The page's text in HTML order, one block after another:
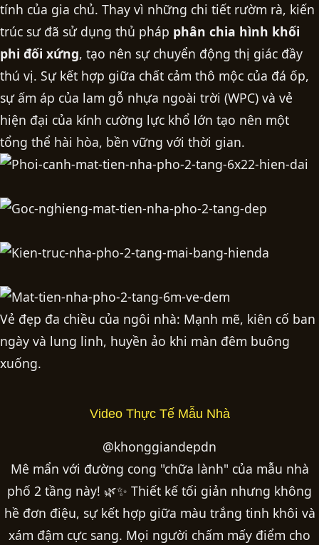
tính của gia chủ. Thay vì những chi tiết rườm rà, kiến
trúc sư đã sử dụng thủ pháp phân chia hình khối
phi đối xứng, tạo nên sự chuyển động thị giác đầy
thú vị. Sự kết hợp giữa chất cảm thô mộc của đá ốp,
sự ấm áp của lam gỗ nhựa ngoài trời (WPC) và vẻ
hiện đại của kính cường lực khổ lớn tạo nên một
tổng thể hài hòa, bền vững với thời gian.
Vẻ đẹp đa chiều của ngôi nhà: Mạnh mẽ, kiên cố ban
ngày và lung linh, huyền ảo khi màn đêm buông
xuống.
Video Thực Tế Mẫu Nhà
@khonggiandepdn
Mê mẩn với đường cong "chữa lành" của mẫu nhà
phố 2 tầng này! 🌿✨ Thiết kế tối giản nhưng không
hề đơn điệu, sự kết hợp giữa màu trắng tinh khôi và
xám đậm cực sang. Mọi người chấm mấy điểm cho